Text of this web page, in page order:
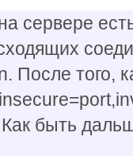
сервере
После того,
быть